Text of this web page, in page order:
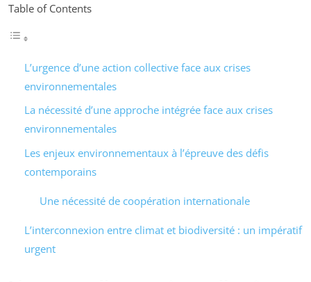
Table of Contents
L’urgence d’une action collective face aux crises
environnementales
La nécessité d’une approche intégrée face aux crises
environnementales
Les enjeux environnementaux à l’épreuve des défis
contemporains
Une nécessité de coopération internationale
L’interconnexion entre climat et biodiversité : un impératif
urgent